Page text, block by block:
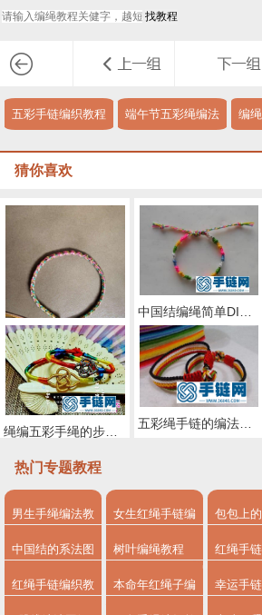
五彩手链编织教程 端午节五彩绳编法 编
猜你喜欢
端午节五彩手绳的编法
热门专题教程
男生手绳编法教
程
女生红绳手链编
法
包包上
系法
中国结的系法图
解，分享简单易
树叶编绳教程 红绳手
解
红绳手链编织教 本命年红绳子编 幸运手